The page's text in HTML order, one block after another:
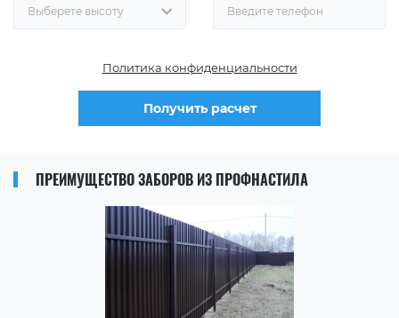
Выберете высоту
Политика конфиденциальности
Получить расчет
ПРЕИМУЩЕСТВО ЗАБОРОВ ИЗ ПРОФНАСТИЛА